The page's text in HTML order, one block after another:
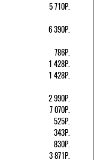
5 710Р.
6 390Р.
786Р.
1 428Р.
1 428Р.
2 990Р.
7 070Р.
525Р.
343Р.
830Р.
3 871Р.